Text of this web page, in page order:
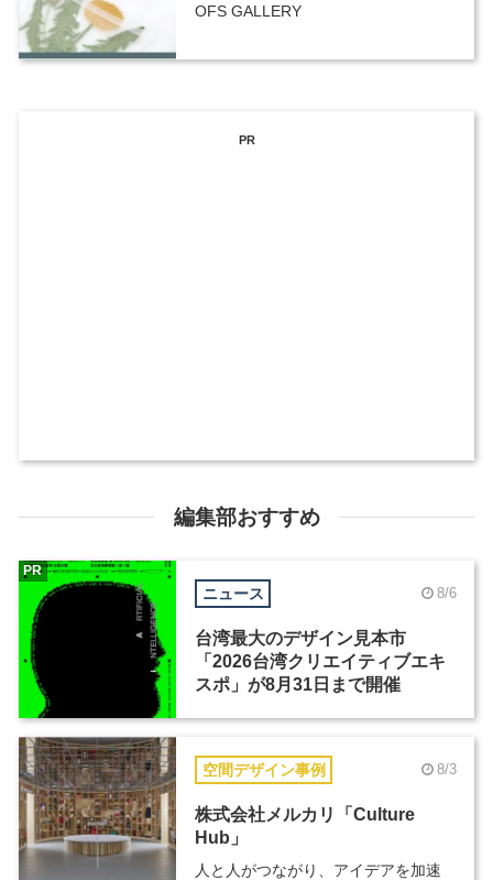
OFS GALLERY
PR
編集部おすすめ
ニュース 8/6
台湾最大のデザイン見本市
「2026台湾クリエイティブエキ
スポ」が8月31日まで開催
PR
空間デザイン事例 8/3
株式会社メルカリ「Culture
Hub」
人と人がつながり、アイデアを加速